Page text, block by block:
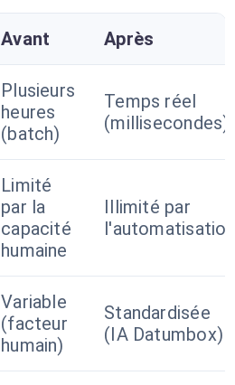
Avant Après
Plusieurs
heures
(batch)
Temps réel
(millisecondes)
Limité
par la
capacité
humaine
Illimité par
l'automatisation
Variable
(facteur
humain)
Standardisée
(IA Datumbox)